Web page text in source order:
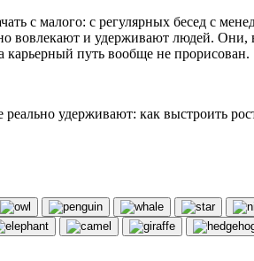
с малого: с регулярных бесед с
вовлекают и удерживают людей. Они,
карьерный путь вообще не прорисован.
удерживают: как выстроить